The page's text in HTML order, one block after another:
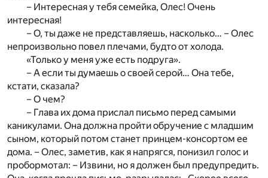
– Интересная у тебя семейка, Олес! Очень
интересная!
– О, ты даже не представляешь, насколько… – Олес
непроизвольно повел плечами, будто от холода.
«Только у меня уже есть подруга».
– А если ты думаешь о своей серой… Она тебе,
кстати, сказала?
– О чем?
– Глава их дома прислал письмо перед самыми
каникулами. Она должна пройти обручение с младшим
сыном, который потом станет принцем-консортом ее
дома. – Олес, заметив, как я напрягся, понизил голос и
пробормотал: – Извини, но я должен был предупредить.